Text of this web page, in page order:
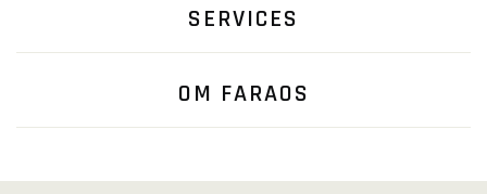
SERVICES
OM FARAOS